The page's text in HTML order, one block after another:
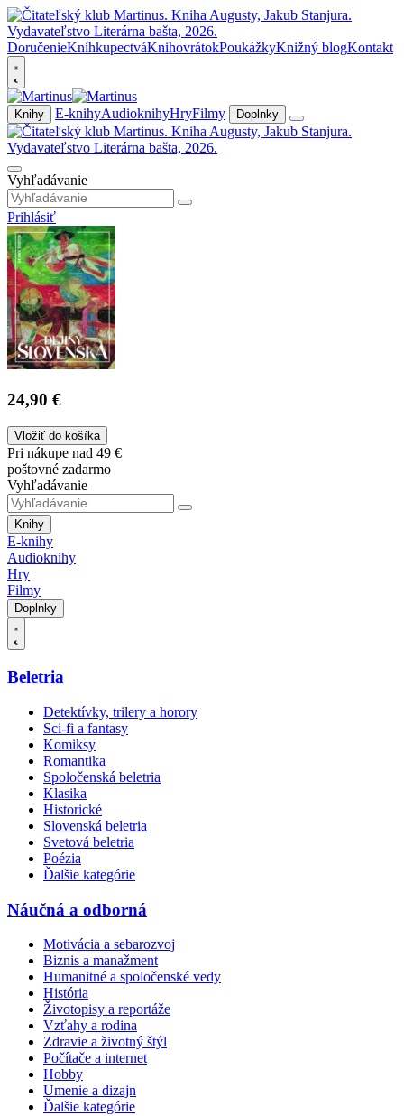
DoručenieKníhkupectváKnihovrátokPoukážkyKnižný blogKontakt
Knihy E-knihyAudioknihyHryFilmy Doplnky
Vyhľadávanie
Prihlásiť
24,90 €
Vložiť do košíka
Pri nákupe nad 49 €
poštovné zadarmo
Vyhľadávanie
Knihy
E-knihy
Audioknihy
Hry
Filmy
Doplnky
Beletria
Detektívky, trilery a horory
Sci-fi a fantasy
Komiksy
Romantika
Spoločenská beletria
Klasika
Historické
Slovenská beletria
Svetová beletria
Poézia
Ďalšie kategórie
Náučná a odborná
Motivácia a sebarozvoj
Biznis a manažment
Humanitné a spoločenské vedy
História
Životopisy a reportáže
Vzťahy a rodina
Zdravie a životný štýl
Počítače a internet
Hobby
Umenie a dizajn
Ďalšie kategórie